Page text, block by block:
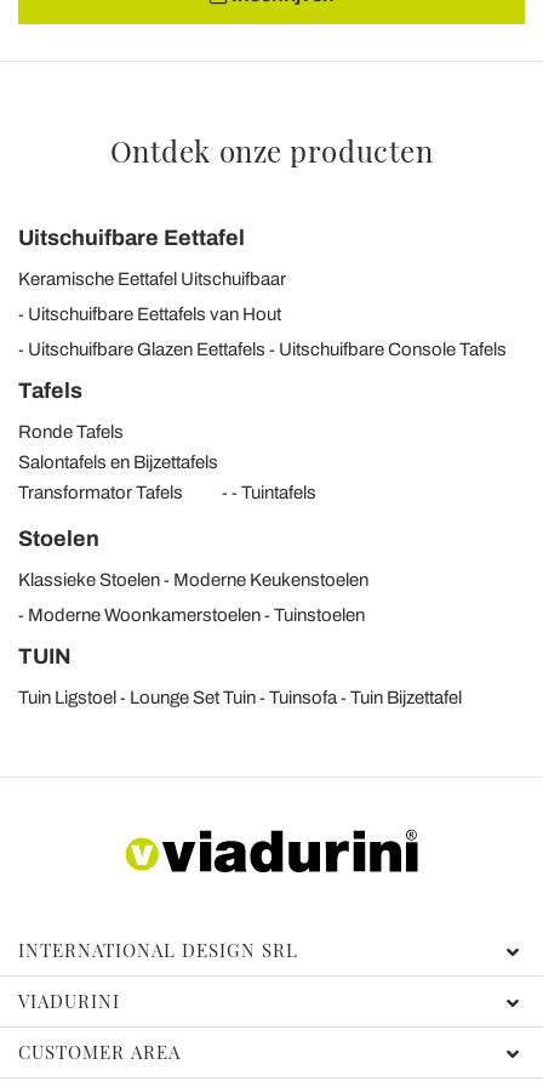
Ontdek onze producten
Uitschuifbare Eettafel
Keramische Eettafel Uitschuifbaar
Uitschuifbare Eettafels van Hout
Uitschuifbare Glazen Eettafels
Uitschuifbare Console Tafels
Tafels
Ronde Tafels
Salontafels en Bijzettafels
Transformator Tafels
Tuintafels
Stoelen
Klassieke Stoelen
Moderne Keukenstoelen
Moderne Woonkamerstoelen
Tuinstoelen
TUIN
Tuin Ligstoel Lounge Set Tuin Tuinsofa Tuin Bijzettafel
INTERNATIONAL DESIGN SRL
VIADURINI
CUSTOMER AREA